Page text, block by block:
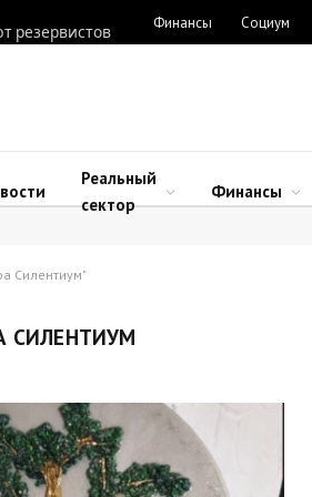
резервистов
Финансы Социум
Реальный
сектор
Финансы
Силентиум"
СИЛЕНТИУМ